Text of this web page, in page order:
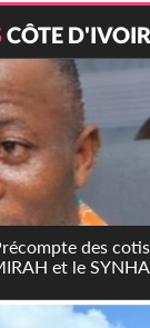
CÔTE
des
et le